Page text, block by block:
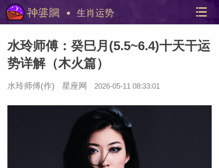
生肖运势
水玲师傅：癸巳月(5.5~6.4)十天干运
势详解（木火篇）
水玲师傅(作) 星座网 2026-05-11 08:33:01